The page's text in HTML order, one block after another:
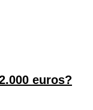
euros?